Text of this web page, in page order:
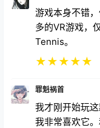
游戏本身不错
多的VR游戏，
Tennis。
★★★★★
罪魁祸首
我才刚开始玩
我非常喜欢它